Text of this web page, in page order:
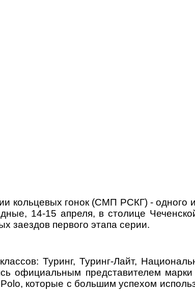
кольцевых гонок (СМП РСКГ) -
14-15 апреля, в столице
заездов первого этапа серии.
Туринг, Туринг-Лайт,
официальным представителем
которые с большим успехом